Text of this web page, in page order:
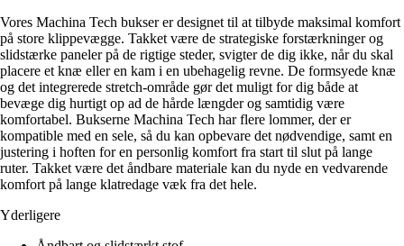
Vores Machina Tech bukser er designet til at tilbyde maksimal komfort
på store klippevægge. Takket være de strategiske forstærkninger og
slidstærke paneler på de rigtige steder, svigter de dig ikke, når du skal
placere et knæ eller en kam i en ubehagelig revne. De formsyede knæ
og det integrerede stretch-område gør det muligt for dig både at
bevæge dig hurtigt op ad de hårde længder og samtidig være
komfortabel. Bukserne Machina Tech har flere lommer, der er
kompatible med en sele, så du kan opbevare det nødvendige, samt en
justering i hoften for en personlig komfort fra start til slut på lange
ruter. Takket være det åndbare materiale kan du nyde en vedvarende
komfort på lange klatredage væk fra det hele.
Yderligere